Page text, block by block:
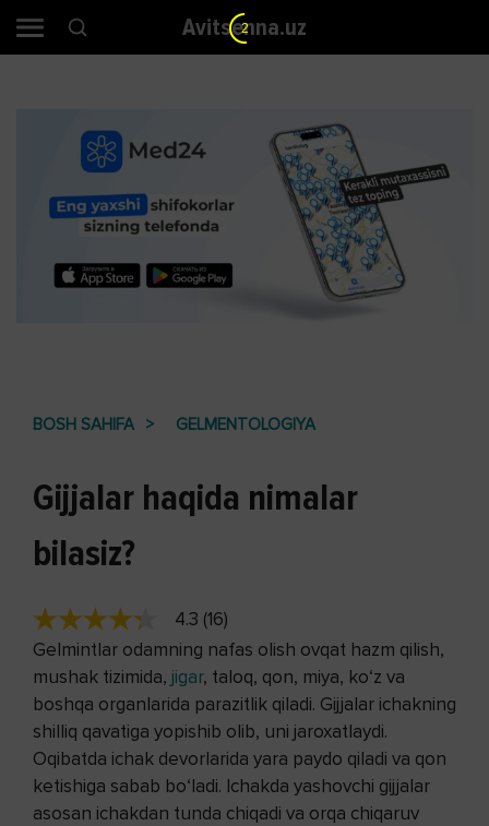
Avitsenna.uz
BOSH SAHIFA GELMENTOLOGIYA
Gijjalar haqida nimalar
bilasiz?
4.3 (16)
Gelmintlar odamning nafas olish ovqat hazm qilish,
mushak tizimida, jigar, taloq, qon, miya, ko‘z va
boshqa organlarida parazitlik qiladi. Gijjalar ichakning
shilliq qavatiga yopishib olib, uni jaroxatlaydi.
Oqibatda ichak devorlarida yara paydo qiladi va qon
ketishiga sabab bo‘ladi. Ichakda yashovchi gijjalar
asosan ichakdan tunda chiqadi va orqa chiqaruv
1